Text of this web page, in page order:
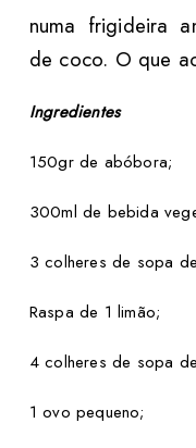
numa frigideira
de coco. O que
Ingredientes
150gr de abóbora;
300ml de bebida
3 colheres de sopa
Raspa de 1 limão;
4 colheres de sopa
1 ovo pequeno;